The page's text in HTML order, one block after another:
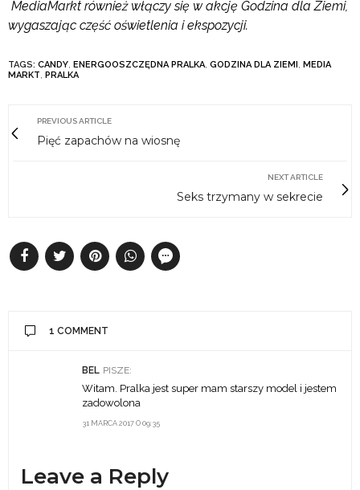
MediaMarkt również włączy się w akcję Godzina dla Ziemi,
wygaszając część oświetlenia i ekspozycji.
TAGS: CANDY, ENERGOOSZCZĘDNA PRALKA, GODZINA DLA ZIEMI , MEDIA
MARKT, PRALKA
PREVIOUS ARTICLE
Pięć zapachów na wiosnę
NEXT ARTICLE
Seks trzymany w sekrecie
1 COMMENT
BEL PISZE:
31 MARCA 2017 O 09:35
Witam. Pralka jest super mam starszy model i jestem
zadowolona
Leave a Reply